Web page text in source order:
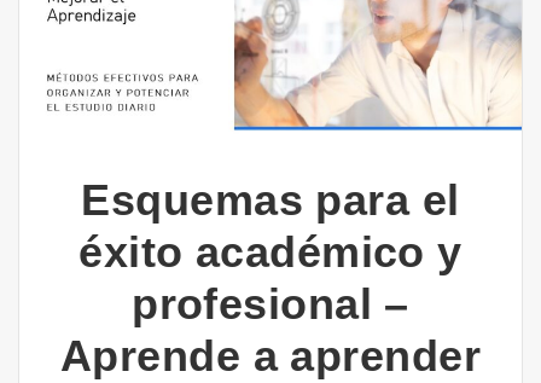
Esquemas para el
éxito académico y
profesional –
Aprende a aprender